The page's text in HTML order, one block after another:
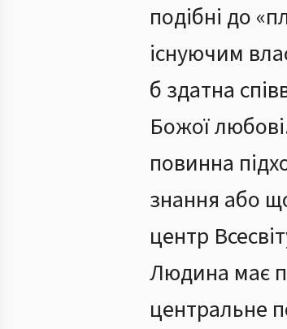
подібні до
існуючим
б здатна
Божої
повинна
знання або
центр
Людина має
центральне